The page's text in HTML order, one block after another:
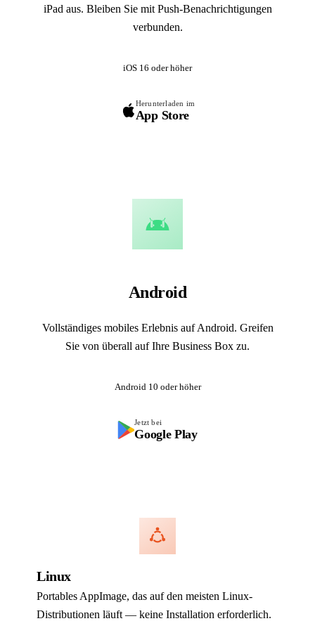
iPad aus. Bleiben Sie mit Push-Benachrichtigungen
verbunden.
iOS 16 oder höher
Herunterladen im
App Store
Android
Vollständiges mobiles Erlebnis auf Android. Greifen
Sie von überall auf Ihre Business Box zu.
Android 10 oder höher
Jetzt bei
Google Play
Linux
Portables AppImage, das auf den meisten Linux-
Distributionen läuft — keine Installation erforderlich.